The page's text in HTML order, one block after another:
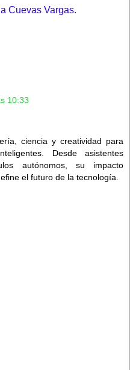
Cuevas Vargas.
10:33
ciencia y creatividad para
Desde asistentes
autónomos, su impacto
el futuro de la tecnología.